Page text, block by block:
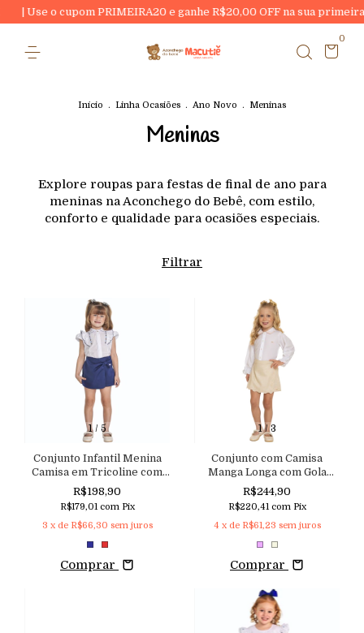
| Use o cupom PRIMEIRA20 e ganhe R$20,00 OFF na sua primeira
0
Início . Linha Ocasiões . Ano Novo . Meninas
Meninas
Explore roupas para festas de final de ano para
meninas na Aconchego do Bebê, com estilo,
conforto e qualidade para ocasiões especiais.
Filtrar
1/ 5
Conjunto Infantil Menina
Camisa em Tricoline com
Babados e Shorts Saia em
Alfaiataria
R$198,90
R$179,01 com Pix
3 x de R$66,30 sem juros
Comprar
1/3
Conjunto com Camisa
Manga Longa com Gola
Bordada e Shorts Saia em
Viscolinho com Recorte
Nuvem
R$244,90
R$220,41 com Pix
4 x de R$61,23 sem juros
Comprar